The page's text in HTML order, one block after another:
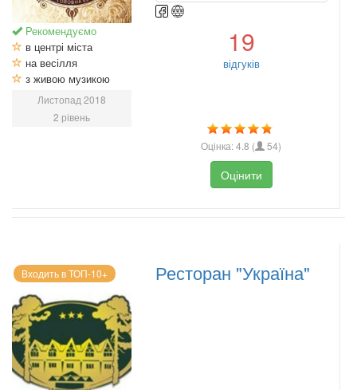
Рекомендуємо
в центрі міста
на весілля
з живою музикою
Листопад 2018
2 рівень
19
відгуків
Оцінка:4.8 ( 54)
Оцінити
Входить в ТОП-10+ Ресторан "Україна"